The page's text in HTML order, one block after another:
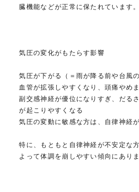
臓機能などが正常に保たれています。
気圧の変化がもたらす影響
気圧が下がる（＝雨が降る前や台風
血管が拡張しやすくなり、頭痛やめ
副交感神経が優位になりすぎ、だる
が起こりやすくなる
気圧の変動に敏感な方は、自律神経
特に、もともと自律神経が不安定な
よって体調を崩しやすい傾向にありま